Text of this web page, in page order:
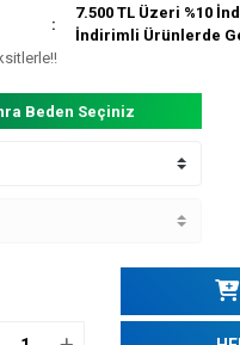
7.500 TL Üzeri %10
İndirimli Ürünlerde
Beden Seçiniz